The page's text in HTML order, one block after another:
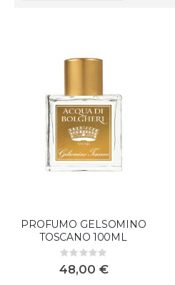
PROFUMO GELSOMINO
TOSCANO 100ML
Rating:
0%
48,00 €